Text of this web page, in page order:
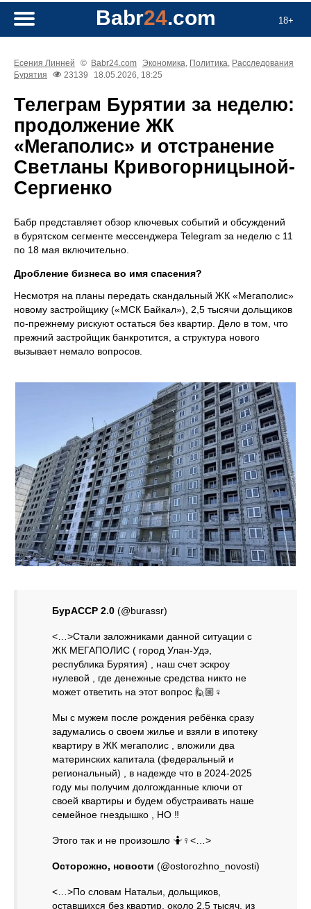
18+
Babr24.com
Есения Линней © Babr24.com Экономика, Политика, Расследования
Бурятия
23139 18.05.2026, 18:25
Телеграм Бурятии за неделю:
продолжение ЖК
«Мегаполис» и отстранение
Светланы Кривогорницыной-
Сергиенко
Бабр представляет обзор ключевых событий и обсуждений
в бурятском сегменте мессенджера Telegram за неделю с 11
по 18 мая включительно.
Дробление бизнеса во имя спасения?
Несмотря на планы передать скандальный ЖК «Мегаполис»
новому застройщику («МСК Байкал»), 2,5 тысячи дольщиков
по‑прежнему рискуют остаться без квартир. Дело в том, что
прежний застройщик банкротится, а структура нового
вызывает немало вопросов.
БурАССР 2.0 (@burassr)
<…>Стали заложниками данной ситуации с
ЖК МЕГАПОЛИС ( город Улан-Удэ,
республика Бурятия) , наш счет эскроу
нулевой , где денежные средства никто не
может ответить на этот вопрос 🙋🏼♀
Мы с мужем после рождения ребёнка сразу
задумались о своем жилье и взяли в ипотеку
квартиру в ЖК мегаполис , вложили два
материнских капитала (федеральный и
региональный) , в надежде что в 2024-2025
году мы получим долгожданные ключи от
своей квартиры и будем обустраивать наше
семейное гнездышко , НО ‼
Этого так и не произошло 🤷♀<…>
Осторожно, новости (@ostorozhno_novosti)
<…>По словам Натальи, дольщиков,
оставшихся без квартир, около 2,5 тысяч, из